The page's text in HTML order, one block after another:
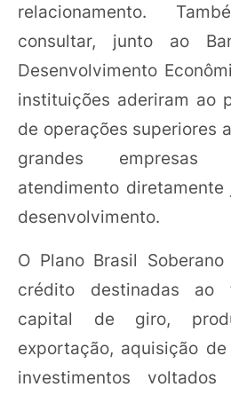
relacionamento.
consultar, junto ao
Desenvolvimento
instituições aderiram ao
de operações superiores
grandes empresas
atendimento
desenvolvimento.
O Plano Brasil
crédito destinadas ao
capital de giro,
exportação, aquisição
investimentos